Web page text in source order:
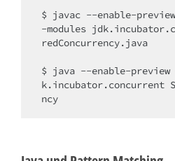
$ javac --enable-
-modules
redConcurrency.java
$ java --enable-preview
k.incubator.concurrent
ncy